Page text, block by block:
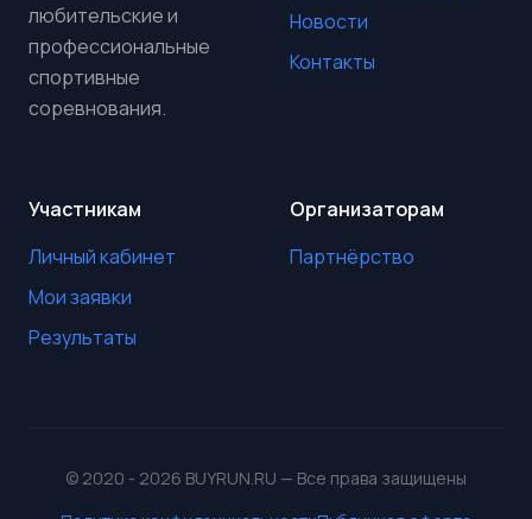
любительские и
профессиональные
спортивные
соревнования.
Новости
Контакты
Участникам
Личный кабинет
Мои заявки
Результаты
Организаторам
Партнёрство
© 2020 - 2026 BUYRUN.RU — Все права защищены